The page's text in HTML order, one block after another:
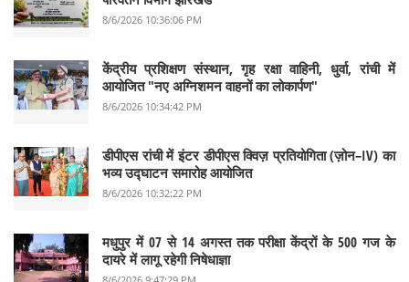
8/6/2026 10:36:06 PM
केंद्रीय प्रशिक्षण संस्थान, गृह रक्षा वाहिनी, धुर्वा, रांची में
आयोजित "नए अग्निशमन वाहनों का लोकार्पण"
8/6/2026 10:34:42 PM
डीपीएस रांची में इंटर डीपीएस क्विज़ प्रतियोगिता (ज़ोन–IV) का
भव्य उद्घाटन समारोह आयोजित
8/6/2026 10:32:22 PM
मधुपुर में 07 से 14 अगस्त तक परीक्षा केंद्रों के 500 गज के
दायरे में लागू रहेगी निषेधाज्ञा